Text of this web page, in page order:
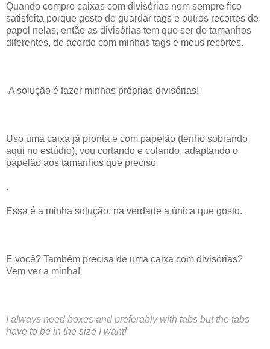
Quando compro caixas com divisórias nem sempre fico
satisfeita porque gosto de guardar tags e outros recortes de
papel nelas, então as divisórias tem que ser de tamanhos
diferentes, de acordo com minhas tags e meus recortes.
A solução é fazer minhas próprias divisórias!
Uso uma caixa já pronta e com papelão (tenho sobrando
aqui no estúdio), vou cortando e colando, adaptando o
papelão aos tamanhos que preciso
.
Essa é a minha solução, na verdade a única que gosto.
E você? Também precisa de uma caixa com divisórias?
Vem ver a minha!
I always need boxes and preferably with tabs but the tabs
have to be in the size I want!